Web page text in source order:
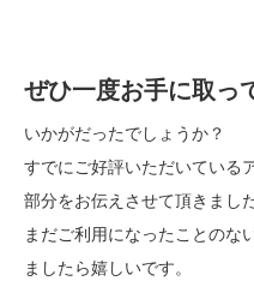
ぜひ一度お手に取っ
いかがだったでしょうか？
すでにご好評いただいている
部分をお伝えさせて頂きました
まだご利用になったことのな
ましたら嬉しいです。